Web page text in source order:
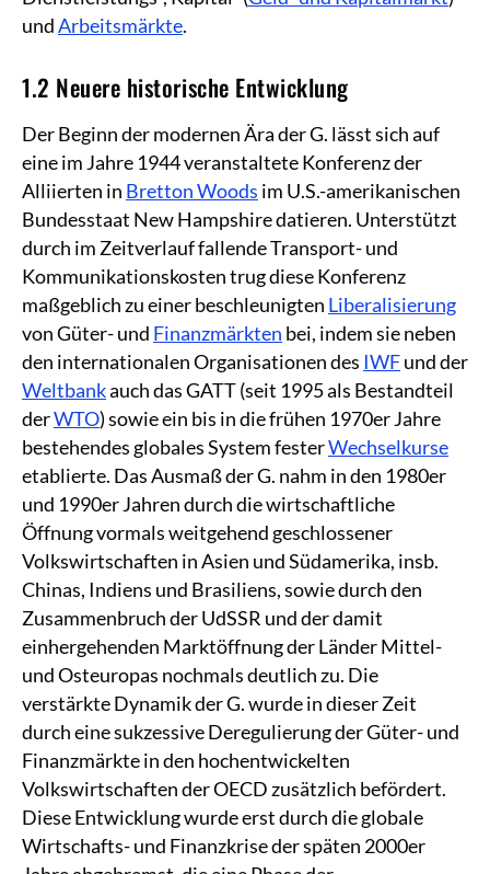
undArbeitsmärkte.
1.2 Neuere historische Entwicklung
Der Beginn der modernen Ära der G. lässt sich auf
eine im Jahre 1944 veranstaltete Konferenz der
Alliierten in Bretton Woods im U.S.-amerikanischen
Bundesstaat New Hampshire datieren. Unterstützt
durch im Zeitverlauf fallende Transport- und
Kommunikationskosten trug diese Konferenz
maßgeblich zu einer beschleunigten Liberalisierung
von Güter- und Finanzmärkten bei, indem sie neben
den internationalen Organisationen des IWFund der
Weltbankauch das GATT (seit 1995 als Bestandteil
derWTO) sowie ein bis in die frühen 1970er Jahre
bestehendes globales System festerWechselkurse
etablierte. Das Ausmaß der G. nahm in den 1980er
und 1990er Jahren durch die wirtschaftliche
Öffnung vormals weitgehend geschlossener
Volkswirtschaften in Asien und Südamerika, insb.
Chinas, Indiens und Brasiliens, sowie durch den
Zusammenbruch der UdSSR und der damit
einhergehenden Marktöffnung der Länder Mittel-
und Osteuropas nochmals deutlich zu. Die
verstärkte Dynamik der G. wurde in dieser Zeit
durch eine sukzessive Deregulierung der Güter- und
Finanzmärkte in den hochentwickelten
Volkswirtschaften der OECD zusätzlich befördert.
Diese Entwicklung wurde erst durch die globale
Wirtschafts- und Finanzkrise der späten 2000er